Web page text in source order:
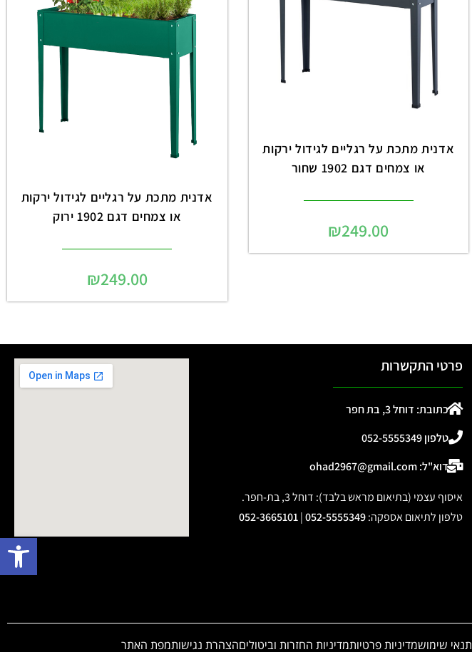
אדנית מתכת על רגליים לגידול ירקות
או צמחים דגם 1902 שחור
₪249.00
אדנית מתכת על רגליים לגידול ירקות
או צמחים דגם 1902 ירוק
₪249.00
פרטי התקשרות
כתובת: דוחל 3, בת חפר
טלפון 052-5555349
דוא"ל: ohad2967@gmail.com
איסוף עצמי (בתיאום מראש בלבד): דוחל 3, בת-חפר.
טלפון לתיאום אספקה:
052-5555349
|
052-3665101
תנאי שימושמדיניות פרטיותמדיניות החזרות וביטוליםהצהרת נגישותמפת האתר